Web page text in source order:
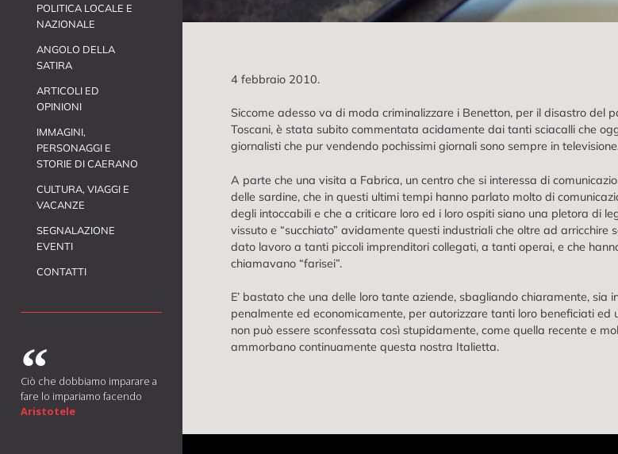
POLITICA LOCALE E
NAZIONALE
ANGOLO DELLA
SATIRA
ARTICOLI ED
OPINIONI
IMMAGINI,
PERSONAGGI E
STORIE DI CAERANO
CULTURA, VIAGGI E
VACANZE
SEGNALAZIONE
EVENTI
CONTATTI
Ciò che dobbiamo imparare a
fare lo impariamo facendo
Aristotele
4 febbraio 2010.
Siccome adesso va di moda criminalizzare i Benetton, per il disastro del
Toscani, è stata subito commentata acidamente dai tanti sciacalli che
giornalisti che pur vendendo pochissimi giornali sono sempre in
A parte che una visita a Fabrica, un centro che si interessa di
delle sardine, che in questi ultimi tempi hanno parlato molto di
degli intoccabili e che a criticare loro ed i loro ospiti siano una pletora di
vissuto e “succhiato” avidamente questi industriali che oltre ad
dato lavoro a tanti piccoli imprenditori collegati, a tanti operai, e che
chiamavano “farisei”.
E’ bastato che una delle loro tante aziende, sbagliando chiaramente,
penalmente ed economicamente, per autorizzare tanti loro beneficiati
non può essere sconfessata così stupidamente, come quella recente e
ammorbano continuamente questa nostra Italietta.